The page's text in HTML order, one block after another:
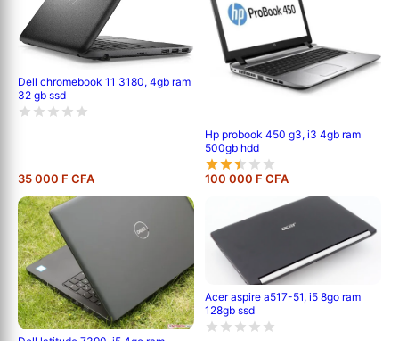
Dell chromebook 11 3180, 4gb ram
32 gb ssd
35 000 F CFA
Hp probook 450 g3, i3 4gb ram
500gb hdd
100 000 F CFA
Acer aspire a517-51, i5 8go ram
128gb ssd